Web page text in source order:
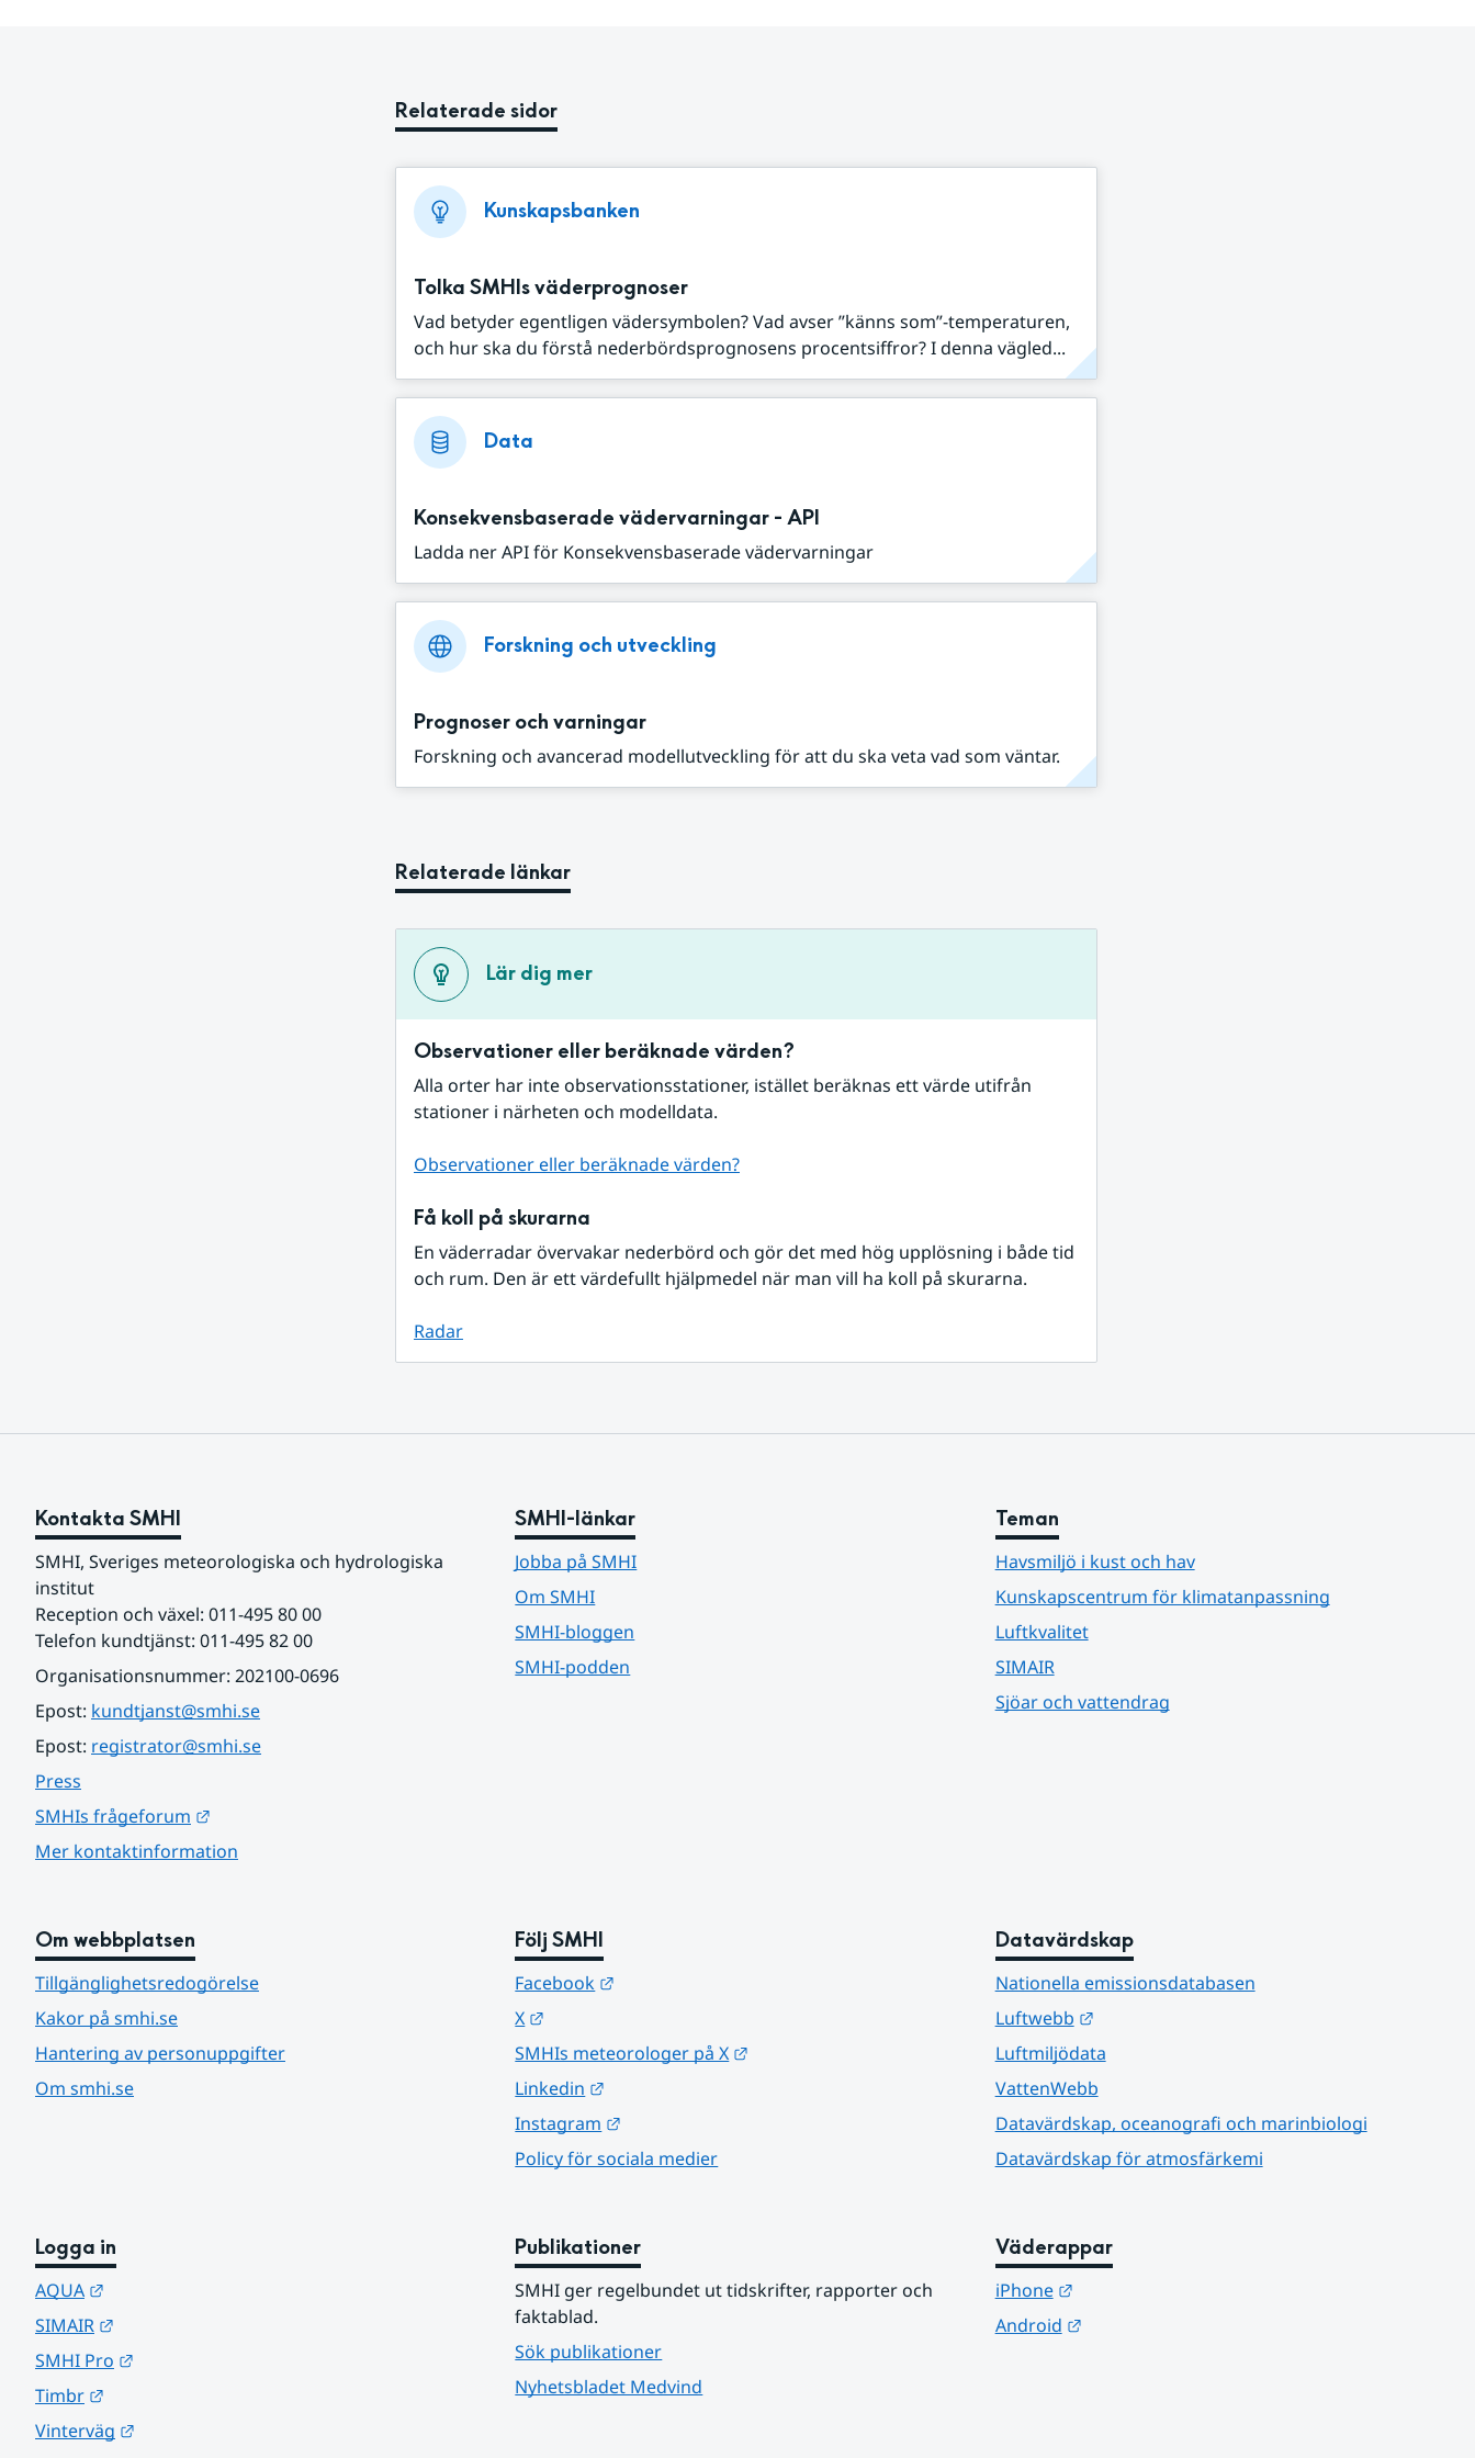
Relaterade sidor
Kunskapsbanken
Tolka SMHIs väderprognoser
Vad betyder egentligen vädersymbolen? Vad avser ”känns som”-temperaturen,
och hur ska du förstå nederbördsprognosens procentsiffror? I denna vägled...
Data
Konsekvensbaserade vädervarningar - API
Ladda ner API för Konsekvensbaserade vädervarningar
Forskning och utveckling
Prognoser och varningar
Forskning och avancerad modellutveckling för att du ska veta vad som väntar.
Relaterade länkar
Lär dig mer
Observationer eller beräknade värden?
Alla orter har inte observationsstationer, istället beräknas ett värde utifrån
stationer i närheten och modelldata.
Observationer eller beräknade värden?
Få koll på skurarna
En väderradar övervakar nederbörd och gör det med hög upplösning i både tid
och rum. Den är ett värdefullt hjälpmedel när man vill ha koll på skurarna.
Radar
Kontakta SMHI
SMHI, Sveriges meteorologiska och hydrologiska
institut
Reception och växel: 011-495 80 00
Telefon kundtjänst: 011-495 82 00
Organisationsnummer: 202100-0696
Epost: kundtjanst@smhi.se
Epost: registrator@smhi.se
Press
SMHIs frågeforum
Mer kontaktinformation
SMHI-länkar
Jobba på SMHI
Om SMHI
SMHI-bloggen
SMHI-podden
Teman
Havsmiljö i kust och hav
Kunskapscentrum för klimatanpassning
Luftkvalitet
SIMAIR
Sjöar och vattendrag
Om webbplatsen
Tillgänglighetsredogörelse
Kakor på smhi.se
Hantering av personuppgifter
Om smhi.se
Följ SMHI
Facebook
X
SMHIs meteorologer på X
Linkedin
Instagram
Policy för sociala medier
Datavärdskap
Nationella emissionsdatabasen
Luftwebb
Länk till annan webbplats.
Luftmiljödata
VattenWebb
Datavärdskap, oceanografi och marinbiologi
Datavärdskap för atmosfärkemi
Logga in
AQUA
SIMAIR
SMHI Pro
Timbr
Vinterväg
Publikationer
SMHI ger regelbundet ut tidskrifter, rapporter och
faktablad.
Sök publikationer
Nyhetsbladet Medvind
Väderappar
iPhone
Länk till annan webbplats.
Android
Länk till annan webbplats.